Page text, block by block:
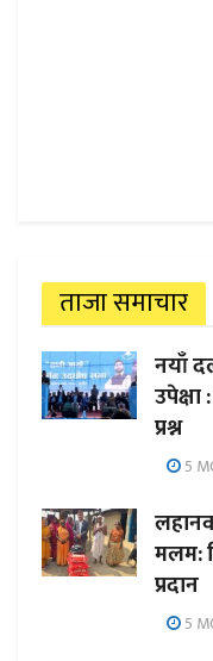
ताजा समाचार
नयाँ
प्रश्न
5
मलम:
प्रदान
5